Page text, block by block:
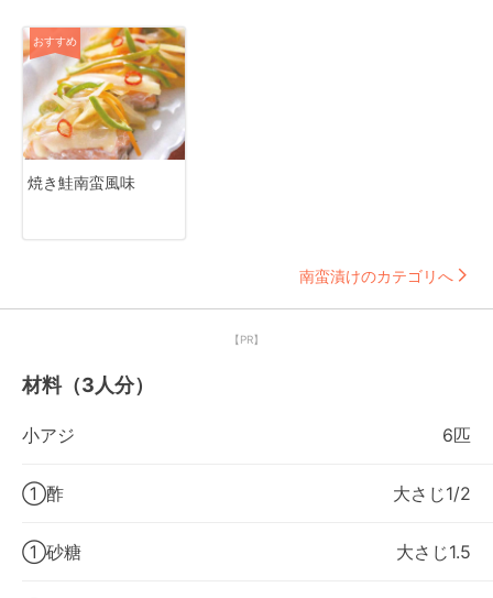
おすすめ
焼き鮭南蛮風味
南蛮漬けのカテゴリへ
【PR】
材料（3人分）
小アジ 6匹
①酢 大さじ1/2
①砂糖 大さじ1.5